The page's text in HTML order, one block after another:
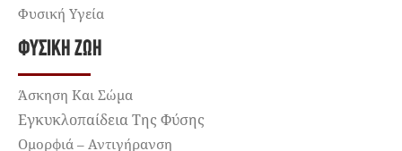
Φυσική Υγεία
ΦΥΣΙΚΉ ΖΩΉ
Άσκηση Και Σώμα
Εγκυκλοπαίδεια Της Φύσης
Ομορφιά – Αντιγήρανση